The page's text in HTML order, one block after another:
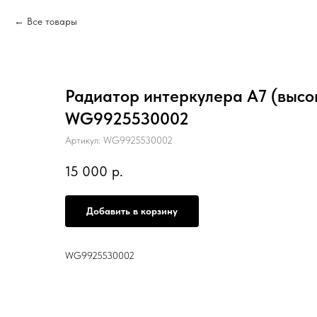
Все товары
Радиатор интеркулера A7
WG9925530002
Артикул: WG9925530002
15 000 р.
Добавить в корзину
WG9925530002